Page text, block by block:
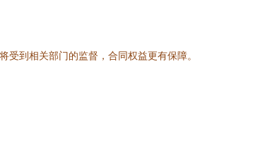
到相关部门的监督，合同权益更有保障。